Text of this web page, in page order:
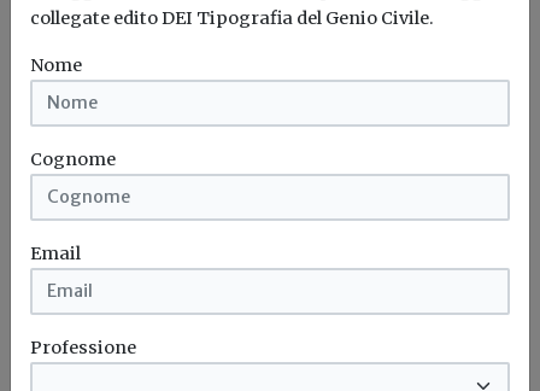
Redazione Build News
Di Maio: “Il Governo si fa dare una delega e poi taglia...
Codice dei contratti Codice appalti Lavoro Sistri
collegate edito DEI Tipografia del Genio Civile.
Nome
Cognome
Email
Professione